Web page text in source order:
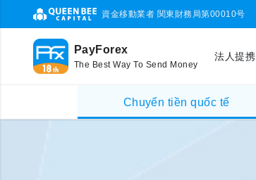
資金移動業者 関東財務局第00010号
PayForex
The Best Way To Send Money
法人提携
Chuyển tiền quốc tế